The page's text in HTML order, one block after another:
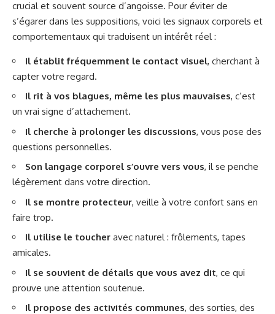
crucial et souvent source d’angoisse. Pour éviter de
s’égarer dans les suppositions, voici les signaux corporels et
comportementaux qui traduisent un intérêt réel :
Il établit fréquemment le contact visuel, cherchant à
capter votre regard.
Il rit à vos blagues, même les plus mauvaises, c’est
un vrai signe d’attachement.
Il cherche à prolonger les discussions, vous pose des
questions personnelles.
Son langage corporel s’ouvre vers vous, il se penche
légèrement dans votre direction.
Il se montre protecteur, veille à votre confort sans en
faire trop.
Il utilise le toucher avec naturel : frôlements, tapes
amicales.
Il se souvient de détails que vous avez dit, ce qui
prouve une attention soutenue.
Il propose des activités communes, des sorties, des